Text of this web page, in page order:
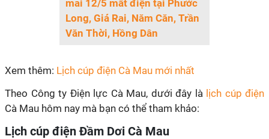
mai 12/5 mất điện tại Phước
Long, Giá Rai, Năm Căn, Trần
Văn Thời, Hồng Dân
Xem thêm: Lịch cúp điện Cà Mau mới nhất
Theo Công ty Điện lực Cà Mau, dưới đây là lịch cúp điện
Cà Mau hôm nay mà bạn có thể tham khảo:
Lịch cúp điện Đầm Dơi Cà Mau